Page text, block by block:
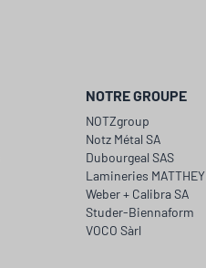
NOTRE GROUPE
NOTZgroup
Notz Métal SA
Dubourgeal SAS
Lamineries MATTHEY
Weber + Calibra SA
Studer-Biennaform
VOCO Sàrl